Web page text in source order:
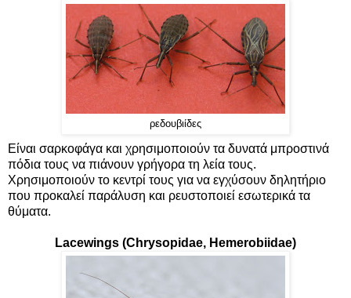
ρεδουβιίδες
Είναι σαρκοφάγα και χρησιμοποιούν τα δυνατά μπροστινά
πόδια τους να πιάνουν γρήγορα τη λεία τους.
Χρησιμοποιούν το κεντρί τους για να εγχύσουν δηλητήριο
που προκαλεί παράλυση και ρευστοποιεί εσωτερικά τα
θύματα.
Lacewings (Chrysopidae, Hemerobiidae)